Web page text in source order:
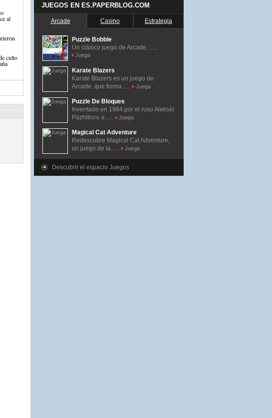
al
culto
JUEGOS EN ES.PAPERBLOG.COM
Arcade Casino Estrategia
Puzzle Bobble
Un clásico juego de Arcade. ......
Juega
Karate Blazers
Karate Blazers es un juego de
Arcade, que forma......
Juega
Puzzle De Bloques
Inventado en 1984 por el ruso Alekséi
Pázhitnov, e......
Juega
Magical Cat Adventure
Redescubre Magical Cat Adventure,
un juego de la......
Juega
Descubrir el espacio Juegos